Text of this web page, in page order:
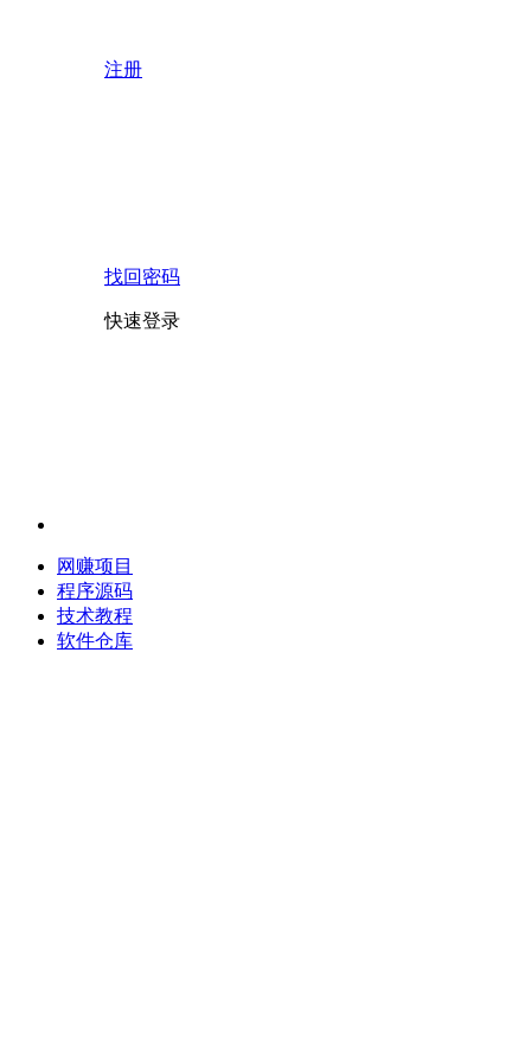
注册
找回密码
快速登录
网赚项目
程序源码
技术教程
软件仓库